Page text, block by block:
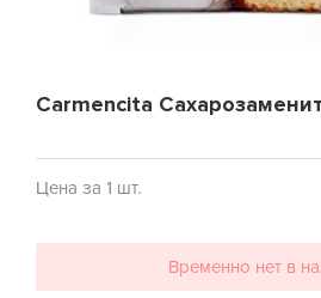
Carmencita
Цена за 1 шт.
Временно нет в